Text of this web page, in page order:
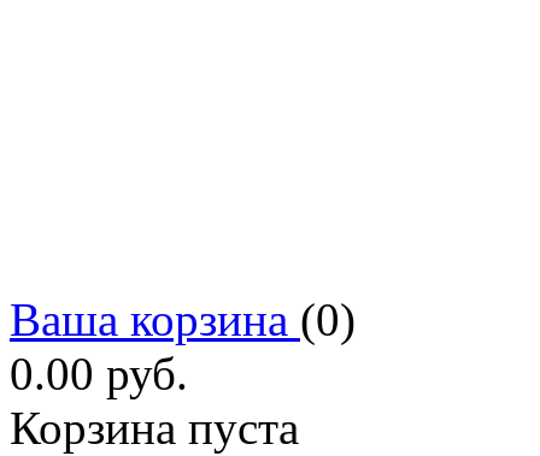
Ваша корзина (0)
0.00 руб.
Корзина пуста